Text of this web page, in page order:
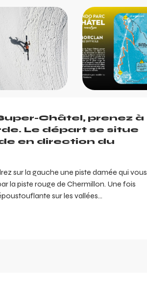
Châtel, prenez à
Le départ se situe
en direction du
sur la gauche une piste damée qui vous
la piste rouge de Chermillon. Une fois
sur les vallées...